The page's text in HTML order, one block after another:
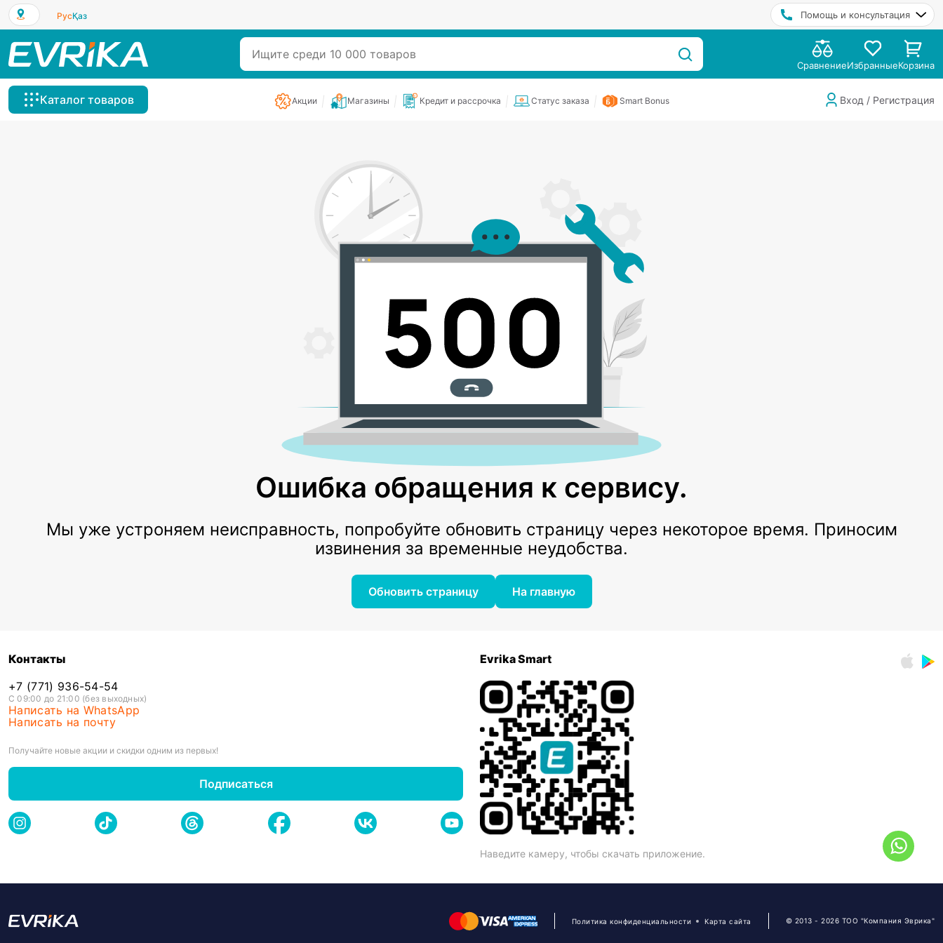
РусҚаз Помощь и консультация
СравнениеИзбранныеКорзина
Каталог товаров Акции Магазины Кредит и рассрочка Статус заказа Smart Bonus Вход / Регистрация
Ошибка обращения к сервису.
Мы уже устроняем неисправность, попробуйте обновить страницу через некоторое время. Приносим
извинения за временные неудобства.
Обновить страницу На главную
Контакты
+7 (771) 936-54-54
С 09:00 до 21:00 (без выходных)
Написать на WhatsApp
Написать на почту
Получайте новые акции и скидки одним из первых!
Подписаться
Evrika Smart
Наведите камеру, чтобы скачать приложение.
Политика конфиденциальности Карта сайта © 2013 - 2026 ТОО "Компания Эврика"